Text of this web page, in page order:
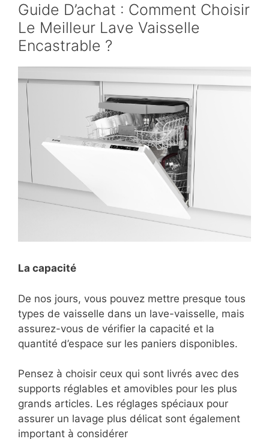
Guide D’achat : Comment Choisir
Le Meilleur Lave Vaisselle
Encastrable ?
La capacité
De nos jours, vous pouvez mettre presque tous
types de vaisselle dans un lave-vaisselle, mais
assurez-vous de vérifier la capacité et la
quantité d’espace sur les paniers disponibles.
Pensez à choisir ceux qui sont livrés avec des
supports réglables et amovibles pour les plus
grands articles. Les réglages spéciaux pour
assurer un lavage plus délicat sont également
important à considérer